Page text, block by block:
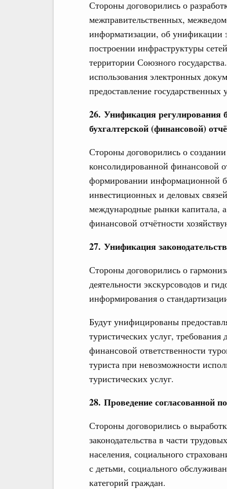
Стороны договорились о
межправительственных,
информатизации, об унификации
построении инфраструктуры
территории Союзного
использования электронных
предоставление
26. Унификация регулирования
бухгалтерской (финансовой)
Стороны договорились о
консолидированной финансовой
формировании информационной
инвестиционных и деловых
международные рынки капитала,
финансовой отчётности
27. Унификация
Стороны договорились о
деятельности экскурсоводов и
информирования о
Будут унифицированы
туристических услуг, требования
финансовой ответственности
туриста при невозможности
туристических услуг.
28. Проведение согласованной
Стороны договорились о
законодательства в части
населения, социального
с детьми, социального
категорий граждан.